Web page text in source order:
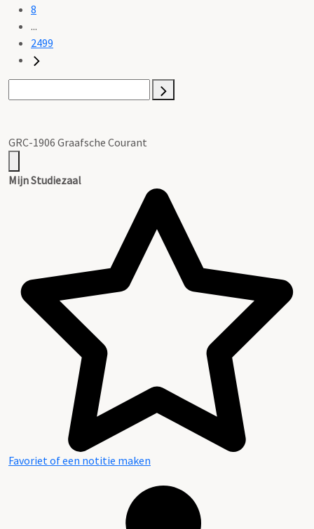
8
...
2499
GRC-1906 Graafsche Courant
Mijn Studiezaal
Favoriet of een notitie maken